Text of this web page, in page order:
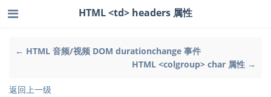
← HTML 音频/视频 DOM durationchange 事件
HTML <colgroup> char 属性 →
HTML <td> headers 属性
返回上一级